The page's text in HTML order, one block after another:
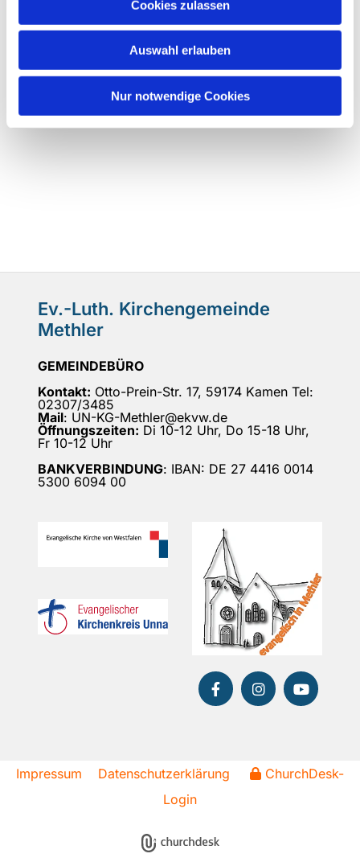
Cookies zulassen
Auswahl erlauben
Nur notwendige Cookies
Ev.-Luth. Kirchengemeinde
Methler
GEMEINDEBÜRO
Kontakt: Otto-Prein-Str. 17, 59174 Kamen Tel:
02307/3485
Mail: UN-KG-Methler@ekvw.de
Öffnungszeiten: Di 10-12 Uhr, Do 15-18 Uhr,
Fr 10-12 Uhr
BANKVERBINDUNG: IBAN: DE 27 4416 0014
5300 6094 00
Impressum Datenschutzerklärung
ChurchDesk-
Login